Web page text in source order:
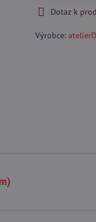
Dotaz k
Výrobce: